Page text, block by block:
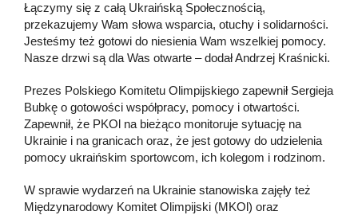
Łączymy się z całą Ukraińską Społecznością,
przekazujemy Wam słowa wsparcia, otuchy i solidarności.
Jesteśmy też gotowi do niesienia Wam wszelkiej pomocy.
Nasze drzwi są dla Was otwarte – dodał Andrzej Kraśnicki.
Prezes Polskiego Komitetu Olimpijskiego zapewnił Sergieja
Bubkę o gotowości współpracy, pomocy i otwartości.
Zapewnił, że PKOl na bieżąco monitoruje sytuację na
Ukrainie i na granicach oraz, że jest gotowy do udzielenia
pomocy ukraińskim sportowcom, ich kolegom i rodzinom.
W sprawie wydarzeń na Ukrainie stanowiska zajęły też
Międzynarodowy Komitet Olimpijski (MKOl) oraz